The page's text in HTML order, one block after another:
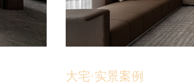
大宅·实景案例